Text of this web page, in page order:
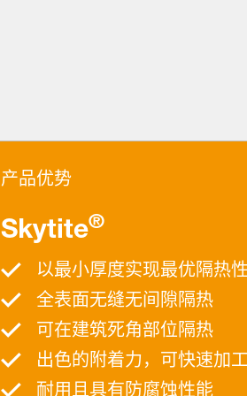
产品优势
Skytite®
以最小厚度实现最优隔热
全表面无缝无间隙隔热
可在建筑死角部位隔热
出色的附着力，可快速加
耐用且具有防腐蚀性能